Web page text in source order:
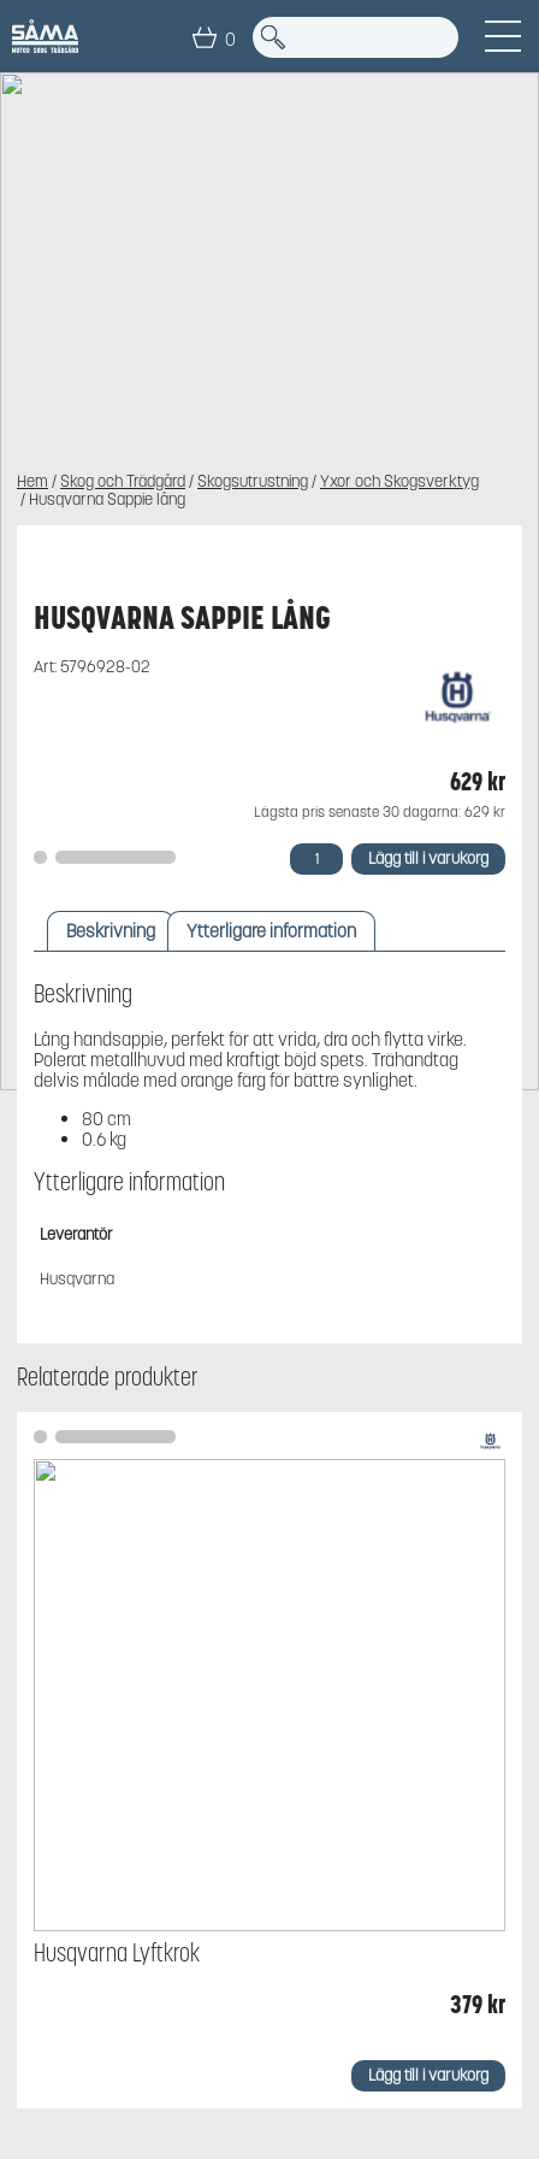
0
Hem / Skog och Trädgård/ Skogsutrustning/Yxor och Skogsverktyg
/ Husqvarna Sappie lång
HUSQVARNA SAPPIE LÅNG
Art:5796928-02
629kr
Lägsta pris senaste 30 dagarna: 629 kr
Husqvarna
Sappie
mängd
Lägg till i varukorg
Beskrivning Ytterligare information
Beskrivning
Lång handsappie, perfekt för att vrida, dra och flytta virke.
Polerat metallhuvud med kraftigt böjd spets. Trähandtag
delvis målade med orange färg för bättre synlighet.
80 cm
0.6 kg
Ytterligare information
Leverantör
Husqvarna
Relaterade produkter
Husqvarna Lyftkrok
379kr
Lägg till i varukorg